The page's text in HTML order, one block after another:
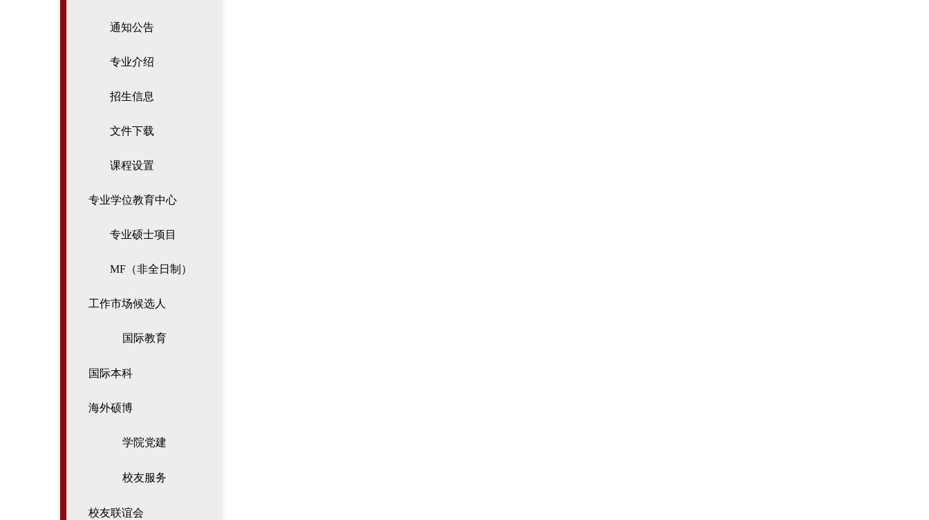
通知公告
专业介绍
招生信息
文件下载
课程设置
专业学位教育中心
专业硕士项目
MF（非全日制）
工作市场候选人
国际教育
国际本科
海外硕博
学院党建
校友服务
校友联谊会